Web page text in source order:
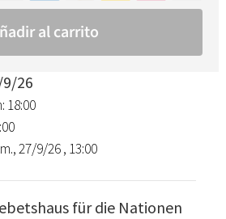
9/26
18:00
27/9/26 , 13:00
für die Nationen